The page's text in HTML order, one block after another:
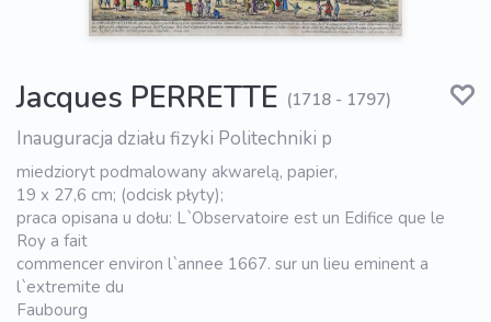
Jacques PERRETTE (1718 - 1797)
Inauguracja działu fizyki Politechniki p
miedzioryt podmalowany akwarelą, papier,
19 x 27,6 cm; (odcisk płyty);
praca opisana u dołu: L`Observatoire est un Edifice que le
Roy a fait
commencer environ l`annee 1667. sur un lieu eminent a
l`extremite du
Faubourg